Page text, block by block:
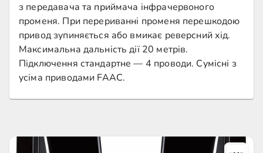
з передавача та приймача інфрачервоного
променя. При перериванні променя перешкодою
привод зупиняється або вмикає реверсний хід.
Максимальна дальність дії 20 метрів.
Підключення стандартне — 4 проводи. Сумісні з
усіма приводами FAAC.